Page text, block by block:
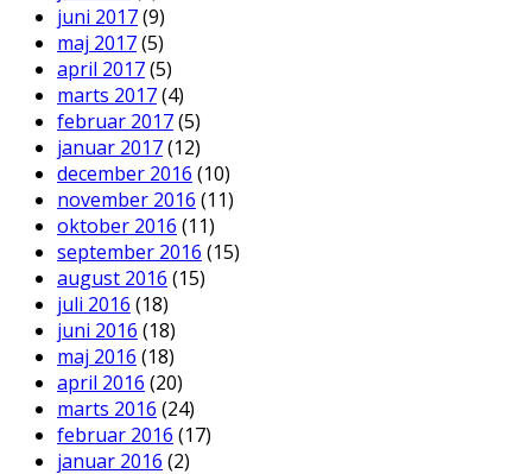
juni 2017(9)
maj 2017(5)
april 2017(5)
marts 2017(4)
februar 2017(5)
januar 2017(12)
december 2016 (10)
november 2016 (11)
oktober 2016 (11)
september 2016 (15)
august 2016 (15)
juli 2016 (18)
juni 2016 (18)
maj 2016 (18)
april 2016 (20)
marts 2016 (24)
februar 2016 (17)
januar 2016 (2)